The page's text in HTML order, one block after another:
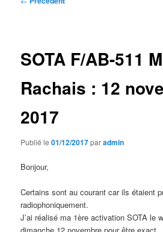
SOTA F/AB-511
Rachais : 12
2017
Publié le01/12/2017paradmin
Bonjour,
Certains sont au courant car ils étaient
radiophoniquement.
J’ai réalisé ma 1ère activation SOTA le